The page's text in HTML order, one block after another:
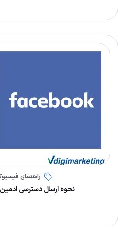
راهنمای
نحوه ارسال دسترسی